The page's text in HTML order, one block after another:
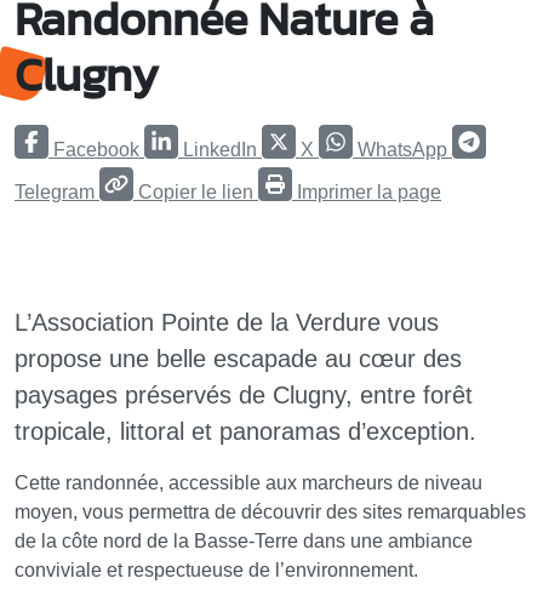
Randonnée Nature à
Clugny
Facebook LinkedIn X WhatsApp
Telegram Copier le lien Imprimer la page
L’Association Pointe de la Verdure vous
propose une belle escapade au cœur des
paysages préservés de Clugny, entre forêt
tropicale, littoral et panoramas d’exception.
Cette randonnée, accessible aux marcheurs de niveau
moyen, vous permettra de découvrir des sites remarquables
de la côte nord de la Basse-Terre dans une ambiance
conviviale et respectueuse de l’environnement.